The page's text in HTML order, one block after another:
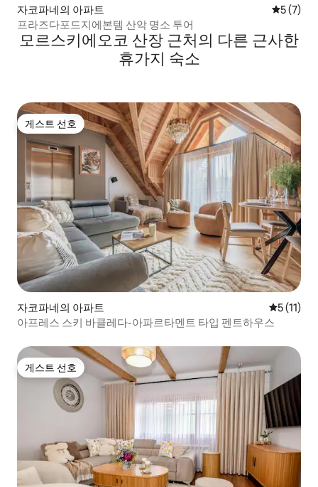
자코파네의 아파트 평점 5점
5 (7)
프라즈다포드지에본템 산악 명소 투어
모르스키에오코 산장 근처의 다른 근사한
휴가지 숙소
게스트 선호
게스트 선호
자코파네의 아파트 평점 5점
5 (11)
아프레스 스키 바클레다-아파르타멘트 타입 펜트하우스
게스트 선호
게스트 선호